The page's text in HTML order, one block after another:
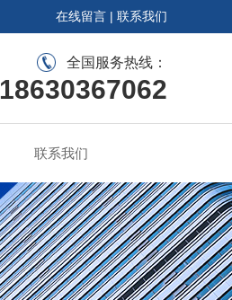
在线留言 | 联系我们
全国服务热线：
18630367062
联系我们